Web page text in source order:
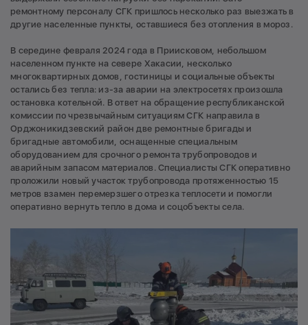
ремонтному персоналу СГК пришлось несколько раз выезжать в
другие населенные пункты, оставшиеся без отопления в мороз.
В середине февраля 2024 года в Приисковом, небольшом
населенном пункте на севере Хакасии, несколько
многоквартирных домов, гостиницы и социальные объекты
остались без тепла: из-за аварии на электросетях произошла
остановка котельной. В ответ на обращение республиканской
комиссии по чрезвычайным ситуациям СГК направила в
Орджоникидзевский район две ремонтные бригады и
бригадные автомобили, оснащенные специальным
оборудованием для срочного ремонта трубопроводов и
аварийным запасом материалов. Специалисты СГК оперативно
проложили новый участок трубопровода протяженностью 15
метров взамен перемерзшего отрезка теплосети и помогли
оперативно вернуть тепло в дома и соцобъекты села.